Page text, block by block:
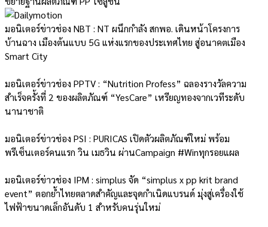
มอนิเตอร์ข่าวช่อง NBT : NT ผนึกกำลัง สกพอ. เดินหน้าโครงการ
บ้านฉาง เมืองต้นแบบ 5G แห่งแรกของประเทศไทย สู่อนาคตเมือง
Smart City
มอนิเตอร์ข่าวช่อง PPTV : “Nutrition Profess” ฉลองรางวัลความ
สำเร็จครั้งที่ 2 ของผลิตภัณฑ์ “YesCare” เหรียญทองจากเวทีระดับ
นานาชาติ
มอนิเตอร์ข่าวช่อง PSI : PURICAS เปิดตัวผลิตภัณฑ์ใหม่ พร้อม
พรีเซ็นเตอร์คนแรก วิน เมธวิน ผ่านCampaign #Winทุกรอยแผล
มอนิเตอร์ข่าวช่อง IPM : simplus จัด “simplus x pp krit brand
event” ตอกย้ำไทยตลาดสำคัญและจุดกำเนิดแบรนด์ มุ่งสู่เครื่องใช้
ไฟฟ้าขนาดเล็กอันดับ 1 สำหรับคนรุ่นใหม่